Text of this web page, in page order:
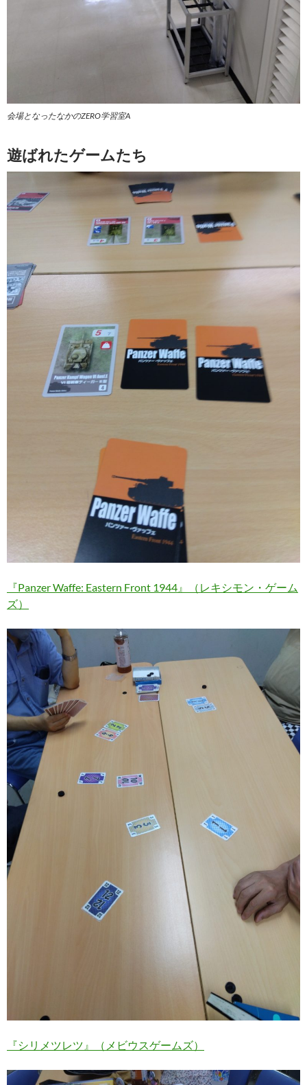
会場となったなかのZERO学習室A
遊ばれたゲームたち
『Panzer Waffe: Eastern Front 1944』（レキシモン・ゲーム
ズ）
『シリメツレツ』（メビウスゲームズ）